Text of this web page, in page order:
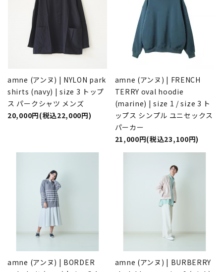
amne (アンヌ) | NYLON park
shirts (navy) | size 3 トップ
ス パークシャツ メンズ
20,000円(税込22,000円)
amne (アンヌ) | FRENCH
TERRY oval hoodie
(marine) | size 1 / size 3 ト
ップス シンプル ユニセックス
パーカー
21,000円(税込23,100円)
amne (アンヌ) | BORDER
amne (アンヌ) | BURBERRY